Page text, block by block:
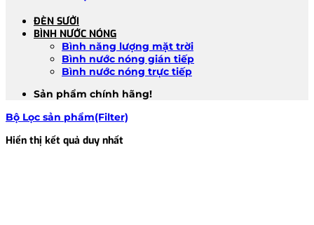
ĐÈN SƯỞI
BÌNH NƯỚC NÓNG
Bình năng lượng mặt trời
Bình nước nóng gián tiếp
Bình nước nóng trực tiếp
Sản phẩm chính hãng!
Bộ Lọc sản phẩm(Filter)
Hiển thị kết quả duy nhất